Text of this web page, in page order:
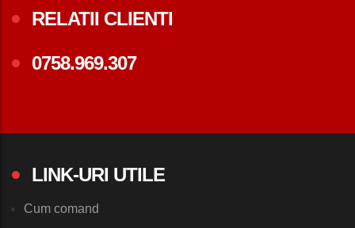
RELATII CLIENTI
0758.969.307
LINK-URI UTILE
Cum comand